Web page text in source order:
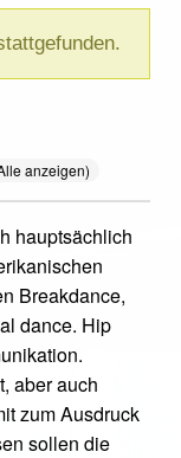
hauptsächlich
Breakdance,
dance. Hip
aber auch
zum Ausdruck
sollen die